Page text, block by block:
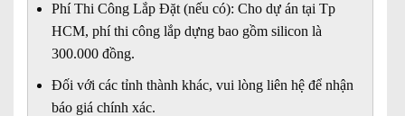
Phí Thi Công Lắp Đặt (nếu có): Cho dự án tại Tp
HCM, phí thi công lắp dựng bao gồm silicon là
300.000 đồng.
Đối với các tỉnh thành khác, vui lòng liên hệ để nhận
báo giá chính xác.